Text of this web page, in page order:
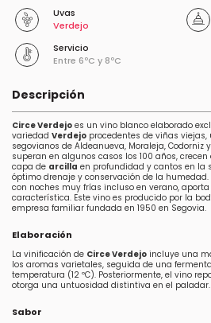
Uvas
Verdejo
Servicio
Entre 6ºC y 8ºC
Descripción
Circe Verdejo es un vino blanco elaborado
variedad Verdejo procedentes de viñas
segovianos de Aldeanueva, Moraleja, Codorniz
superan en algunos casos los 100 años, crecen
capa de arcilla en profundidad y cantos en la
óptimo drenaje y conservación de la
con noches muy frías incluso en verano,
característica. Este vino es producido por la
empresa familiar fundada en 1950 en Segovia.
Elaboración
La vinificación de Circe Verdejo incluye una
los aromas varietales, seguida de una
temperatura (12 ºC). Posteriormente, el vino
otorga una untuosidad distintiva en el paladar.
Sabor